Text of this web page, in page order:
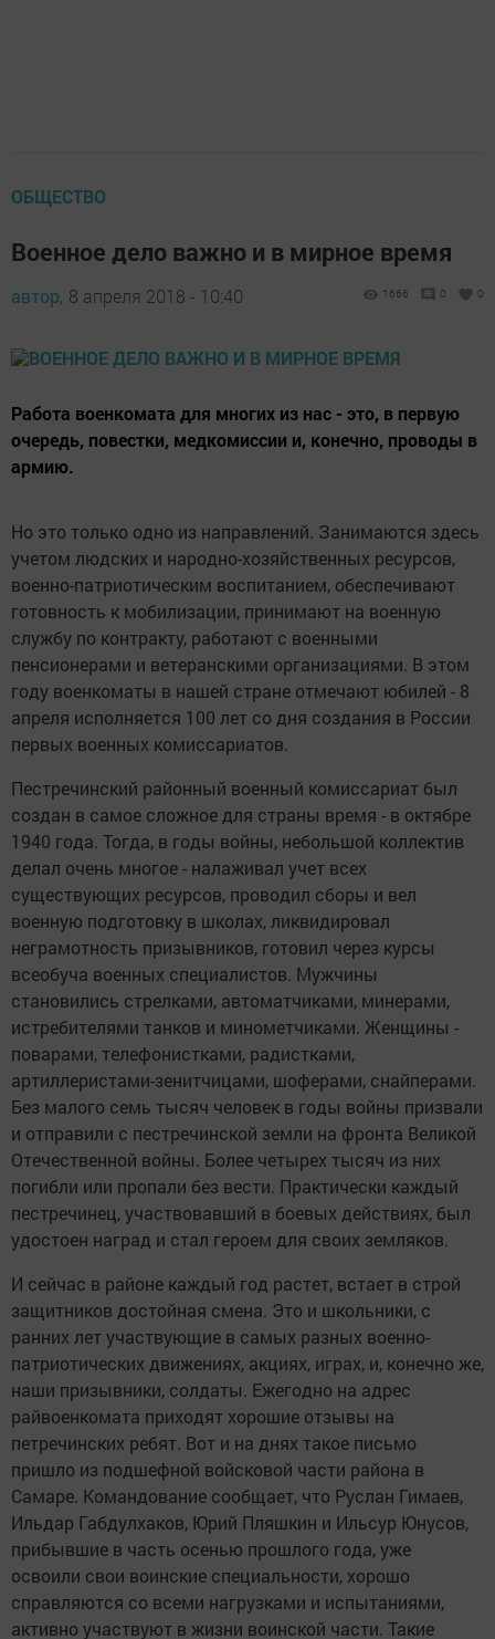
ОБЩЕСТВО
Военное дело важно и в мирное время
автор, 8 апреля 2018 - 10:40 1666 0 0
Работа военкомата для многих из нас - это, в первую
очередь, повестки, медкомиссии и, конечно, проводы в
армию.
Но это только одно из направлений. Занимаются здесь
учетом людских и народно-хозяйственных ресурсов,
военно-патриотическим воспитанием, обеспечивают
готовность к мобилизации, принимают на военную
службу по контракту, работают с военными
пенсионерами и ветеранскими организациями. В этом
году военкоматы в нашей стране отмечают юбилей - 8
апреля исполняется 100 лет со дня создания в России
первых военных комиссариатов.
Пестречинский районный военный комиссариат был
создан в самое сложное для страны время - в октябре
1940 года. Тогда, в годы войны, небольшой коллектив
делал очень многое - налаживал учет всех
существующих ресурсов, проводил сборы и вел
военную подготовку в школах, ликвидировал
неграмотность призывников, готовил через курсы
всеобуча военных специалистов. Мужчины
становились стрелками, автоматчиками, минерами,
истребителями танков и минометчиками. Женщины -
поварами, телефонистками, радистками,
артиллеристами-зенитчицами, шоферами, снайперами.
Без малого семь тысяч человек в годы войны призвали
и отправили с пестречинской земли на фронта Великой
Отечественной войны. Более четырех тысяч из них
погибли или пропали без вести. Практически каждый
пестречинец, участвовавший в боевых действиях, был
удостоен наград и стал героем для своих земляков.
И сейчас в районе каждый год растет, встает в строй
защитников достойная смена. Это и школьники, с
ранних лет участвующие в самых разных военно-
патриотических движениях, акциях, играх, и, конечно же,
наши призывники, солдаты. Ежегодно на адрес
райвоенкомата приходят хорошие отзывы на
петречинских ребят. Вот и на днях такое письмо
пришло из подшефной войсковой части района в
Самаре. Командование сообщает, что Руслан Гимаев,
Ильдар Габдулхаков, Юрий Пляшкин и Ильсур Юнусов,
прибывшие в часть осенью прошлого года, уже
освоили свои воинские специальности, хорошо
справляются со всеми нагрузками и испытаниями,
активно участвуют в жизни воинской части. Такие